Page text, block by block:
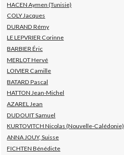
HACEN Aymen (Tunisie)
COLY Jacques
DURAND Rémy
LE LEPVRIER Corinne
BARBIER Éric
MERLOT Hervé
LOIVIER Camille
BATARD Pascal
HATTON Jean-Michel
AZAREL Jean
DUDOUIT Samuel
KURTOVITCH Nicolas (Nouvelle-Calédonie)
ANNA JOUY, Suisse
FICHTEN Bénédicte